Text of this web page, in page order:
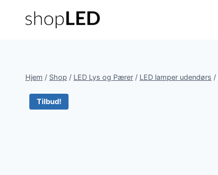
Hjem / Shop / LED Lys og Pærer / LED lamper udendørs /
Tilbud!